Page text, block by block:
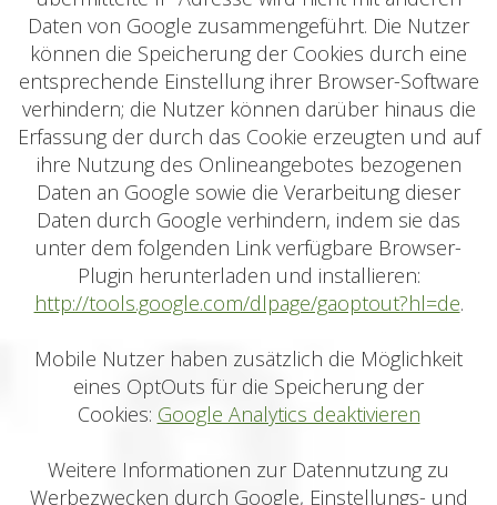
Daten von Google zusammengeführt. Die Nutzer
können die Speicherung der Cookies durch eine
entsprechende Einstellung ihrer Browser-Software
verhindern; die Nutzer können darüber hinaus die
Erfassung der durch das Cookie erzeugten und auf
ihre Nutzung des Onlineangebotes bezogenen
Daten an Google sowie die Verarbeitung dieser
Daten durch Google verhindern, indem sie das
unter dem folgenden Link verfügbare Browser-
Plugin herunterladen und installieren:
http://tools.google.com/dlpage/gaoptout?hl=de.
Mobile Nutzer haben zusätzlich die Möglichkeit
eines OptOuts für die Speicherung der
Cookies: Google Analytics deaktivieren
Weitere Informationen zur Datennutzung zu
Werbezwecken durch Google, Einstellungs- und